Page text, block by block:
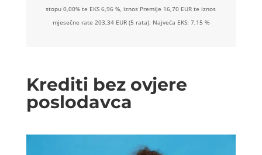
stopu 0,00% te EKS 6,96 %, iznos Premije 16,70 EUR te iznos
mjesečne rate 203,34 EUR (5 rata). Najveća EKS: 7,15 %
Krediti bez ovjere
poslodavca